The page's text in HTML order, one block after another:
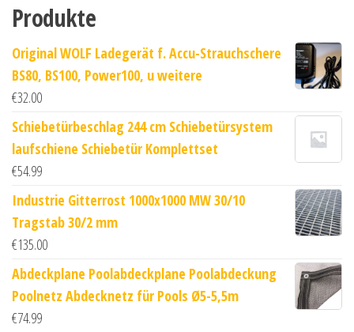
Produkte
Original WOLF Ladegerät f. Accu-Strauchschere
BS80, BS100, Power100, u weitere
€32.00
Schiebetürbeschlag 244 cm Schiebetürsystem
laufschiene Schiebetür Komplettset
€54.99
Industrie Gitterrost 1000x1000 MW 30/10
Tragstab 30/2 mm
€135.00
Abdeckplane Poolabdeckplane Poolabdeckung
Poolnetz Abdecknetz für Pools Ø5-5,5m
€74.99